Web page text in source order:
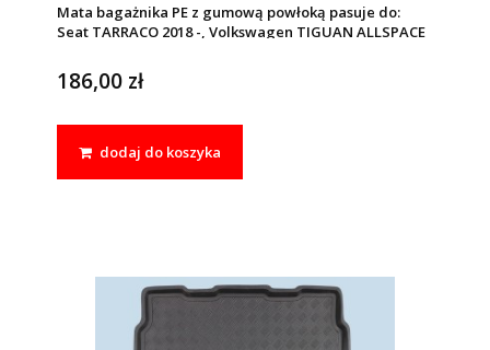
Mata bagażnika PE z gumową powłoką pasuje do:
Seat TARRACO 2018 -, Volkswagen TIGUAN ALLSPACE
186,00 zł
dodaj do koszyka